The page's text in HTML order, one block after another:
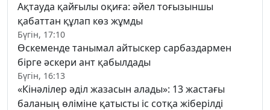
Ақтауда қайғылы оқиға: әйел тоғызыншы
қабаттан құлап көз жұмды
Бүгін, 17:10
Өскеменде танымал айтыскер сарбаздармен
бірге әскери ант қабылдады
Бүгін, 16:13
«Кінәлілер әділ жазасын алады»: 13 жастағы
баланың өліміне қатысты іс сотқа жіберілді